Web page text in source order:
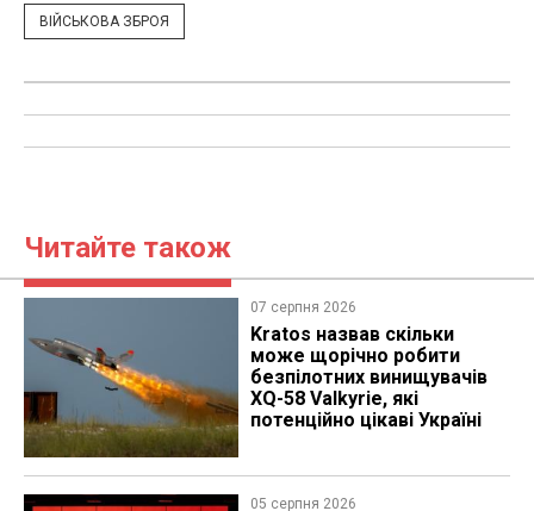
ВІЙСЬКОВА ЗБРОЯ
Читайте також
07 серпня 2026
Kratos назвав скільки
може щорічно робити
безпілотних винищувачів
XQ-58 Valkyrie, які
потенційно цікаві Україні
05 серпня 2026